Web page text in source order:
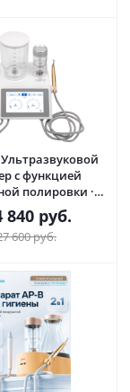
Ультразвуковой
с функцией
полировки ·
(Китай)
840руб.
600руб.